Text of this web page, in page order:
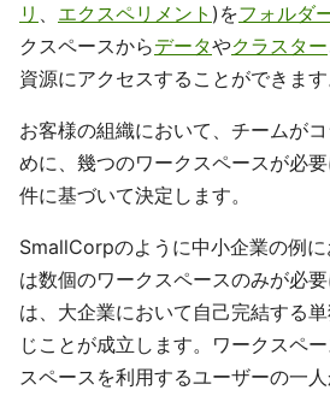
リ 、 エクスペリメント )をフォルダ
クスペースからデータやクラスター
資源にアクセスすることができます
お客様の組織において、チームが
めに、幾つのワークスペースが必
件に基づいて決定します。
SmallCorpのように中小企業の例
は数個のワークスペースのみが必
は、大企業において自己完結する
じことが成立します。ワークスペ
スペースを利用するユーザーの一